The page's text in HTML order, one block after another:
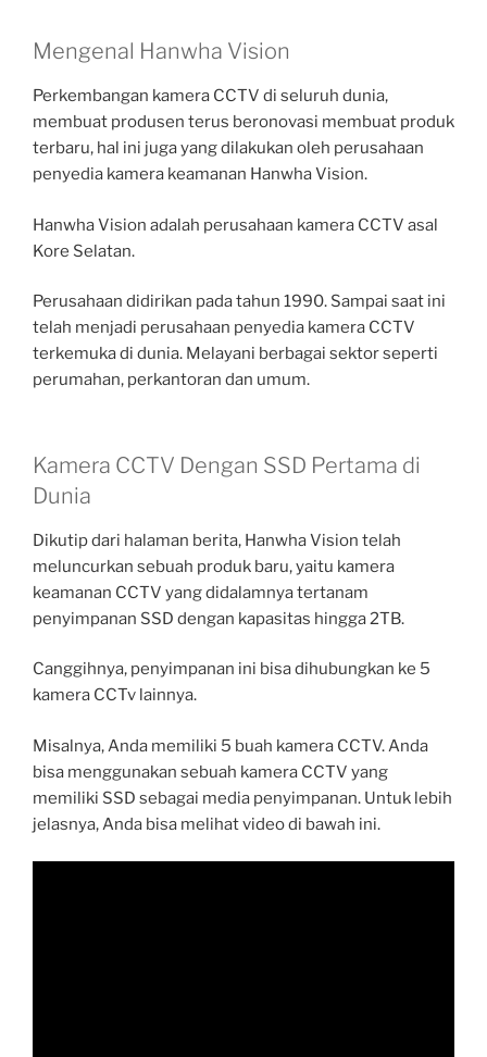
Mengenal Hanwha Vision
Perkembangan kamera CCTV di seluruh dunia,
membuat produsen terus beronovasi membuat produk
terbaru, hal ini juga yang dilakukan oleh perusahaan
penyedia kamera keamanan Hanwha Vision.
Hanwha Vision adalah perusahaan kamera CCTV asal
Kore Selatan.
Perusahaan didirikan pada tahun 1990. Sampai saat ini
telah menjadi perusahaan penyedia kamera CCTV
terkemuka di dunia. Melayani berbagai sektor seperti
perumahan, perkantoran dan umum.
Kamera CCTV Dengan SSD Pertama di
Dunia
Dikutip dari halaman berita, Hanwha Vision telah
meluncurkan sebuah produk baru, yaitu kamera
keamanan CCTV yang didalamnya tertanam
penyimpanan SSD dengan kapasitas hingga 2TB.
Canggihnya, penyimpanan ini bisa dihubungkan ke 5
kamera CCTv lainnya.
Misalnya, Anda memiliki 5 buah kamera CCTV. Anda
bisa menggunakan sebuah kamera CCTV yang
memiliki SSD sebagai media penyimpanan. Untuk lebih
jelasnya, Anda bisa melihat video di bawah ini.